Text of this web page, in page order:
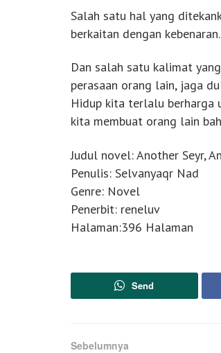
Salah satu hal yang
berkaitan dengan
Dan salah satu kalimat
perasaan orang lain, jaga
Hidup kita terlalu berharga
kita membuat orang lain
Judul novel: Another Seyr,
Penulis: Selvanyaqr Nad
Genre: Novel
Penerbit: reneluv
Halaman:396 Halaman
Send
Sebelumnya